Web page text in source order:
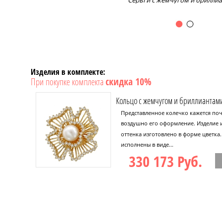
Изделия в комплекте:
При покупке комплекта скидка 10%
Кольцо с жемчугом и
Представленное колечко кажется
воздушно его оформление. Изделие
оттенка изготовлено в форме
исполнены в виде...
330 173 Руб.